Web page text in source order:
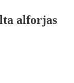
alforjas